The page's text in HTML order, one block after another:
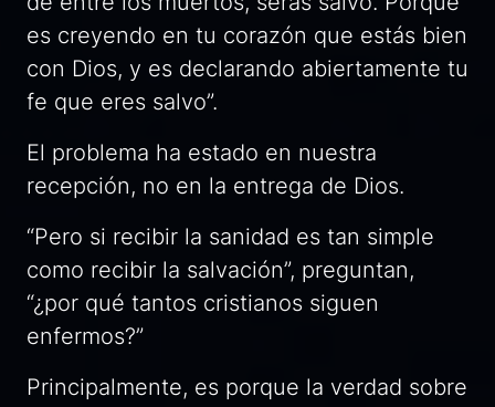
es creyendo en tu corazón que estás bien
con Dios, y es declarando abiertamente tu
fe que eres salvo”.
El problema ha estado en nuestra
recepción, no en la entrega de Dios.
“Pero si recibir la sanidad es tan simple
como recibir la salvación”, preguntan,
“¿por qué tantos cristianos siguen
enfermos?”
Principalmente, es porque la verdad sobre